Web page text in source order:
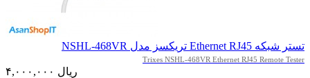
تستر شبکه Ethernet RJ45 تریکسز مدل NSHL-468VR
Trixes NSHL-468VR Ethernet RJ45 Remote Tester
۴,۰۰۰,۰۰۰ ریال